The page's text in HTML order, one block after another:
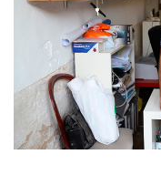
d
o